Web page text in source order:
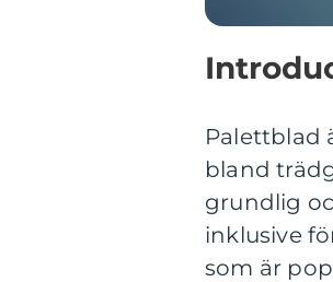
Palettblad
bland
grundlig
inklusive
som är